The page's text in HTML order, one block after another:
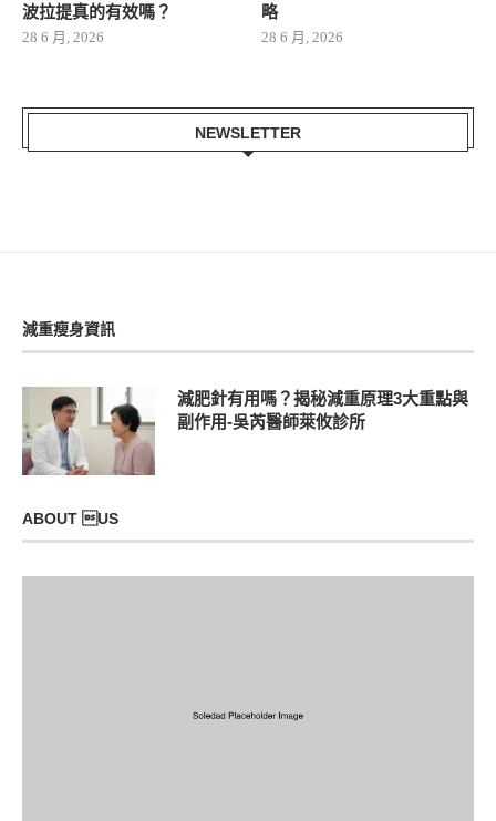
波拉提真的有效嗎？
28 6 月, 2026
略
28 6 月, 2026
NEWSLETTER
減重瘦身資訊
減肥針有用嗎？揭秘減重原理3大重點與
副作用-吳芮醫師萊攸診所
ABOUT US